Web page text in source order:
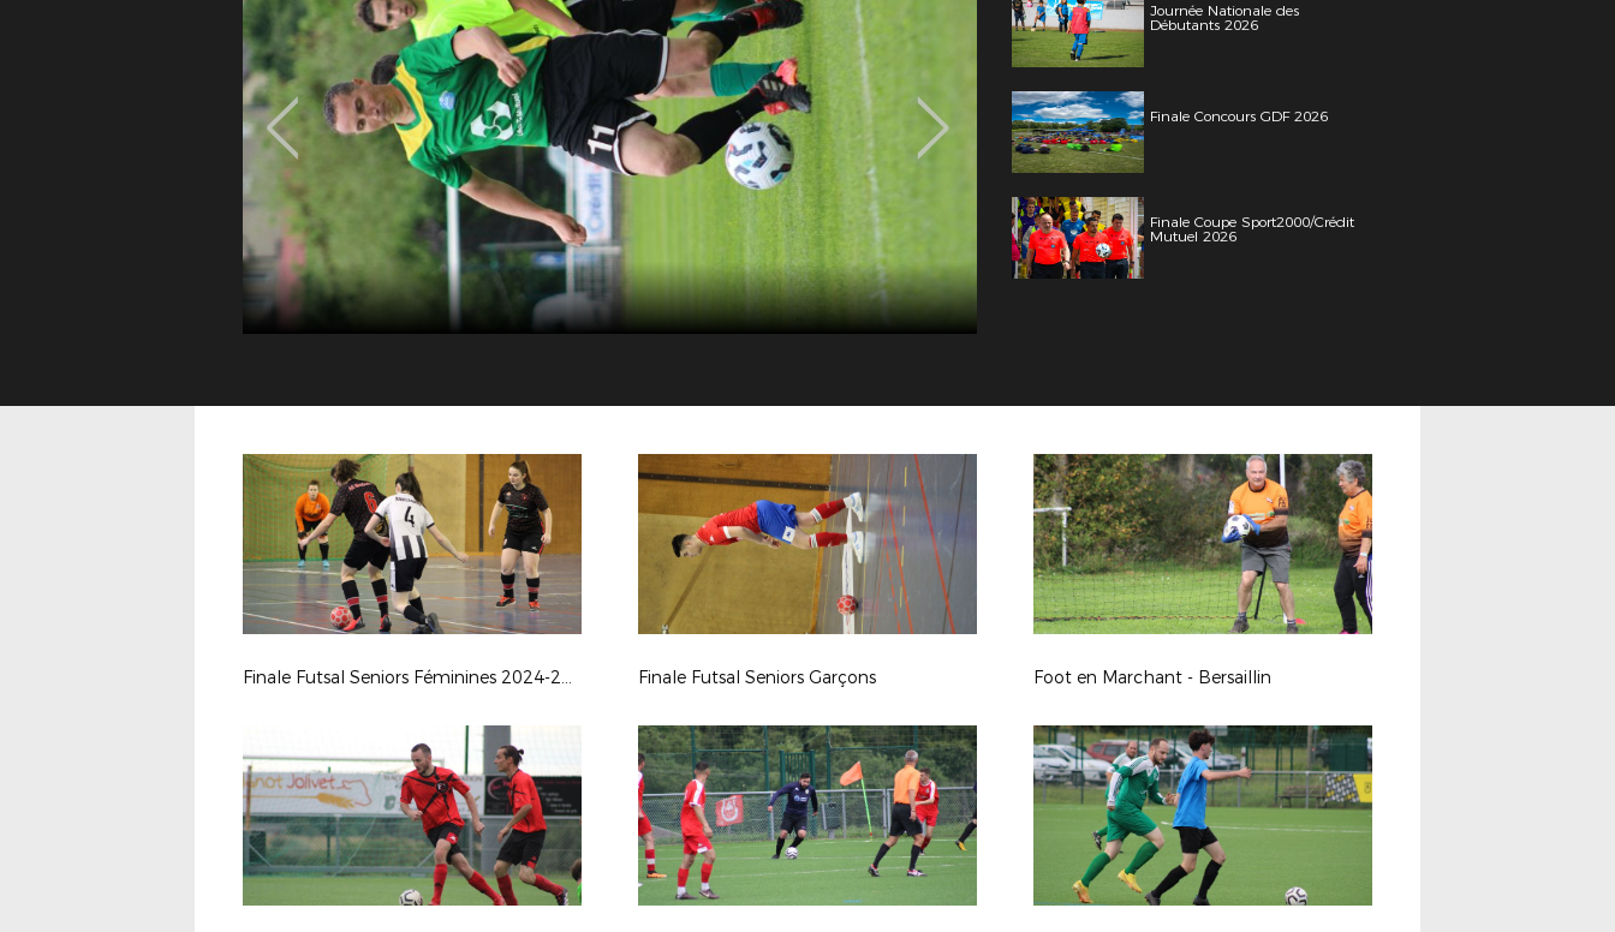
Journée Nationale des
Débutants 2026
Finale Concours GDF 2026
Finale Coupe Sport2000/Crédit
Mutuel 2026
Finale Futsal Seniors Féminines 2024-2025 Finale Futsal Seniors Garçons Foot en Marchant - Bersaillin